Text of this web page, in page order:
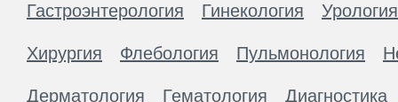
Гастроэнтерология Гинекология Урология
Хирургия Флебология Пульмонология
Дерматология Гематология Диагностика